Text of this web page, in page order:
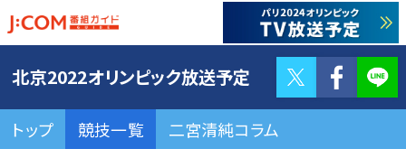
北京2022オリンピック放送予定
トップ 競技一覧 二宮清純コラム
Twitter